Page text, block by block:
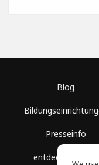
Blog
Presseinfo
entdecke Räume